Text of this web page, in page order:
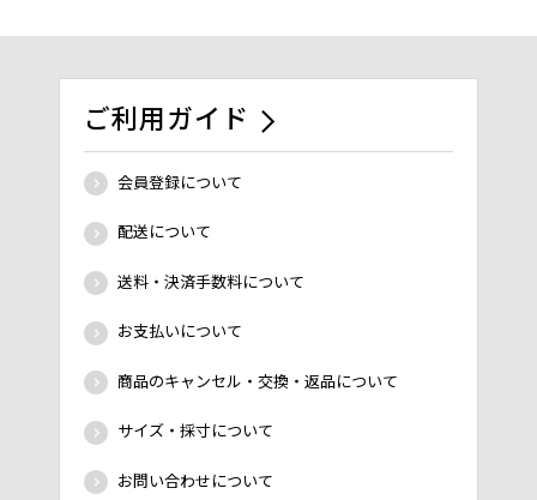
ご利用ガイド
会員登録について
配送について
送料・決済手数料について
お支払いについて
商品のキャンセル・交換・返品について
サイズ・採寸について
お問い合わせについて